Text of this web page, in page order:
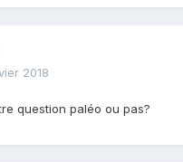
2018
question paléo ou pas?